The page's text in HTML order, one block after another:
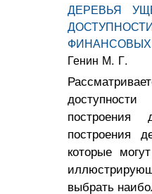
ДЕРЕВЬЯ
Генин М. Г.
построения
построения
которые
выбрать